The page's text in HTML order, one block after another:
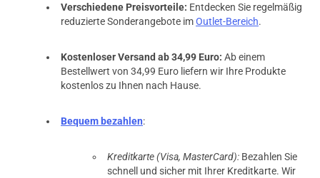
Verschiedene Preisvorteile: Entdecken Sie regelmäßig
reduzierte Sonderangebote imOutlet-Bereich.
Kostenloser Versand ab 34,99 Euro: Ab einem
Bestellwert von 34,99 Euro liefern wir Ihre Produkte
kostenlos zu Ihnen nach Hause.
Bequem bezahlen:
Kreditkarte (Visa, MasterCard): Bezahlen Sie
schnell und sicher mit Ihrer Kreditkarte. Wir